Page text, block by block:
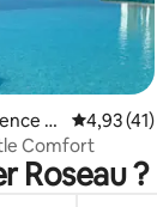
22
⋅
4,93 (41)
Comfort
Roseau ?